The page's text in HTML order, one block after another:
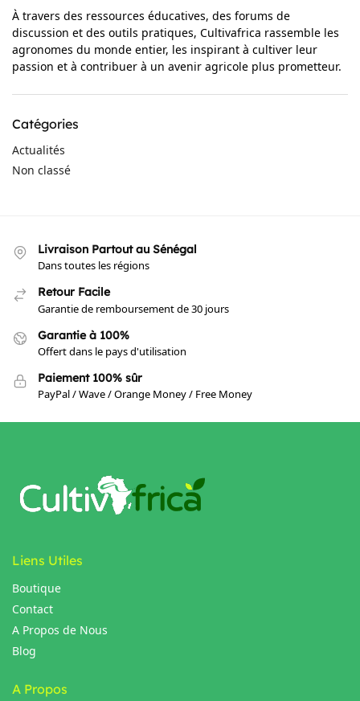
À travers des ressources éducatives, des forums de
discussion et des outils pratiques, Cultivafrica rassemble les
agronomes du monde entier, les inspirant à cultiver leur
passion et à contribuer à un avenir agricole plus prometteur.
Catégories
Actualités
Non classé
Livraison Partout au Sénégal
Dans toutes les régions
Retour Facile
Garantie de remboursement de 30 jours
Garantie à 100%
Offert dans le pays d'utilisation
Paiement 100% sûr
PayPal / Wave / Orange Money / Free Money
Liens Utiles
Boutique
Contact
A Propos de Nous
Blog
A Propos